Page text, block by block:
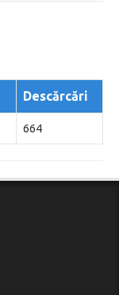
Descărcări
664